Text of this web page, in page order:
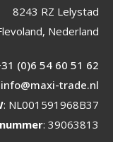
8243 RZ Lelystad
Nederland
(0)6 54 60 51 62
info@maxi-trade.nl
: NL001591968B37
: 39063813